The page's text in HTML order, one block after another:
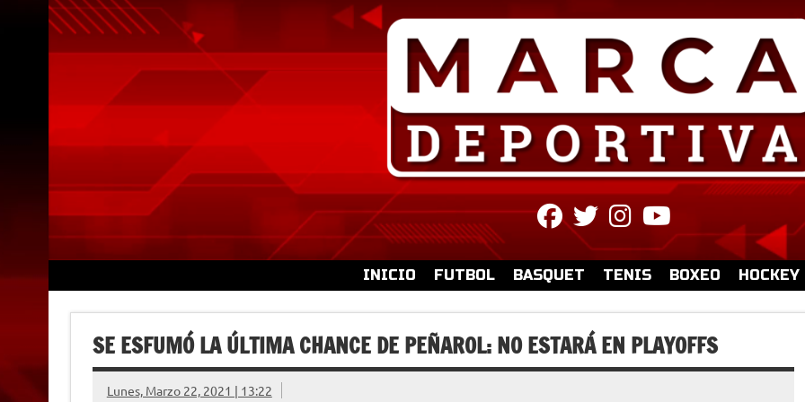
fab
fa-
facebook
fab
fa-
twitter
fab
fa-
instagram
fa-
youtube
INICIO FUTBOL BASQUET TENIS BOXEO HOCKEY
SE ESFUMÓ LA ÚLTIMA CHANCE DE PEÑAROL: NO ESTARÁ EN PLAYOFFS
Lunes, Marzo 22, 2021 | 13:22